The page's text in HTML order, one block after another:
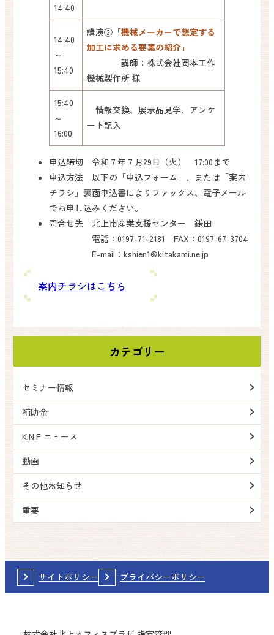
14:40
14:40
～
15:40
講演②「機械メーカーで想定する
加工に求める要素の紹介」
講師：株式会社岡本工作
機械製作所 様
15:40
～
16:00
情報交換、展示品見学、アンケ
ート記入
申込締切 令和７年７月29日（火） 17:00まで
申込方法 以下の「申込フォーム」、または「案内
チラシ」裏面申込書によりファックス、電子メール
でお申し込みください。
問合せ先 北上市産業支援センター 鎌田
電話：0197-71-2181 FAX：0197-67-3704
E-mail：kshien1@kitakami.ne.jp
案内チラシはこちら
カテゴリー
セミナー情報
補助金
K.N.F ニュース
動画
その他お知らせ
重要
サイトポリシー プライバシーポリシー